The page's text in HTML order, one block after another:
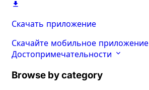
Скачать приложение
Скачайте мобильное приложение
Достопримечательности
Browse by category